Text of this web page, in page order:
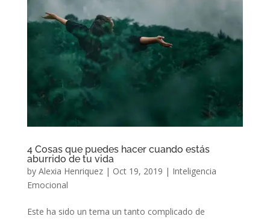
4 Cosas que puedes hacer cuando estás
aburrido de tu vida
by Alexia Henriquez| Oct 19, 2019 | Inteligencia
Emocional
Este ha sido un tema un tanto complicado de